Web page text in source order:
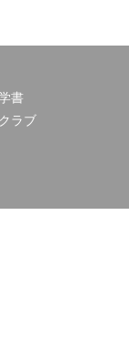
書
ラブ